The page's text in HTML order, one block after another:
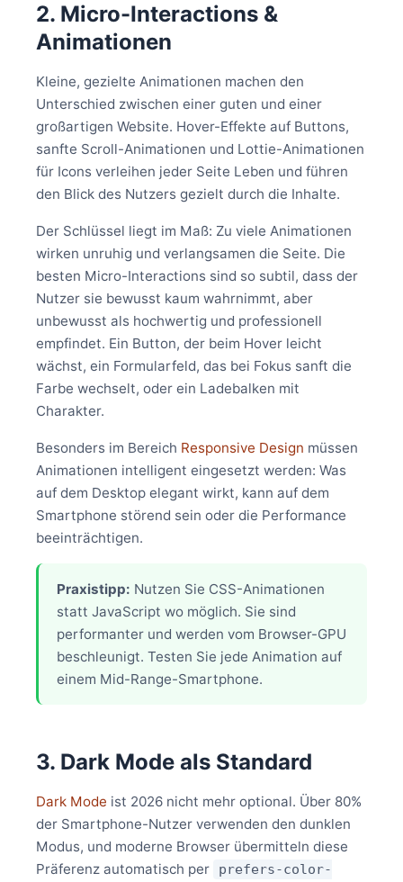
2. Micro-Interactions &
Animationen
Kleine, gezielte Animationen machen den
Unterschied zwischen einer guten und einer
großartigen Website. Hover-Effekte auf Buttons,
sanfte Scroll-Animationen und Lottie-Animationen
für Icons verleihen jeder Seite Leben und führen
den Blick des Nutzers gezielt durch die Inhalte.
Der Schlüssel liegt im Maß: Zu viele Animationen
wirken unruhig und verlangsamen die Seite. Die
besten Micro-Interactions sind so subtil, dass der
Nutzer sie bewusst kaum wahrnimmt, aber
unbewusst als hochwertig und professionell
empfindet. Ein Button, der beim Hover leicht
wächst, ein Formularfeld, das bei Fokus sanft die
Farbe wechselt, oder ein Ladebalken mit
Charakter.
Besonders im Bereich Responsive Design müssen
Animationen intelligent eingesetzt werden: Was
auf dem Desktop elegant wirkt, kann auf dem
Smartphone störend sein oder die Performance
beeinträchtigen.
Praxistipp: Nutzen Sie CSS-Animationen
statt JavaScript wo möglich. Sie sind
performanter und werden vom Browser-GPU
beschleunigt. Testen Sie jede Animation auf
einem Mid-Range-Smartphone.
3. Dark Mode als Standard
Dark Mode ist 2026 nicht mehr optional. Über 80%
der Smartphone-Nutzer verwenden den dunklen
Modus, und moderne Browser übermitteln diese
Präferenz automatisch per
prefers-color-